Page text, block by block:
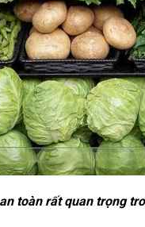
toàn rất quan trọng